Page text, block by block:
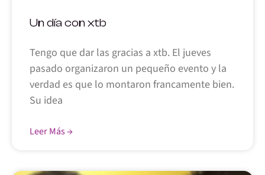
Un día con xtb
Tengo que dar las gracias a xtb. El jueves
pasado organizaron un pequeño evento y la
verdad es que lo montaron francamente bien.
Su idea
Leer Más →